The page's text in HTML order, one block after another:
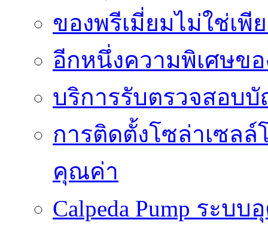
ของพรีเมี่ยมไม่ใช่เพี
อีกหนึ่งความพิเศษข
บริการรับตรวจสอบ
การติดตั้งโซล่าเซลล์
คุณค่า
Calpeda Pump ระบ